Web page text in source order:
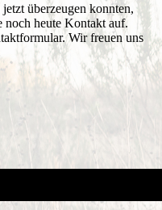
überzeugen konnten,
noch heute Kontakt auf.
Wir freuen uns